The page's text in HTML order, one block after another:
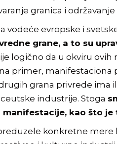
granica i
evropske i
grane, a to su
logično da u okviru ovih
primer, manifestaciona
grana privrede ima
industrije. Stoga
kao što
konkretne mere